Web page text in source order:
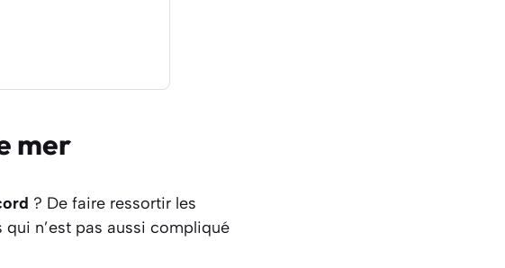
mer
? De faire ressortir les
n’est pas aussi compliqué